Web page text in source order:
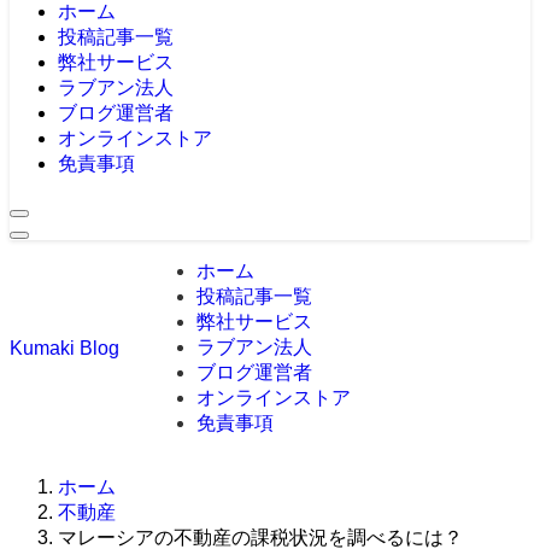
ホーム
投稿記事一覧
弊社サービス
ラブアン法人
ブログ運営者
オンラインストア
免責事項
Kumaki Blog
ホーム
投稿記事一覧
弊社サービス
ラブアン法人
ブログ運営者
オンラインストア
免責事項
ホーム
不動産
マレーシアの不動産の課税状況を調べるには？